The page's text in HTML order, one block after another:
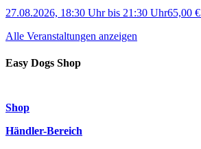
27.08.2026, 18:30 Uhrbis 21:30 Uhr65,00 €
Alle Veranstaltungen anzeigen
Easy Dogs Shop
Shop
Händler-Bereich